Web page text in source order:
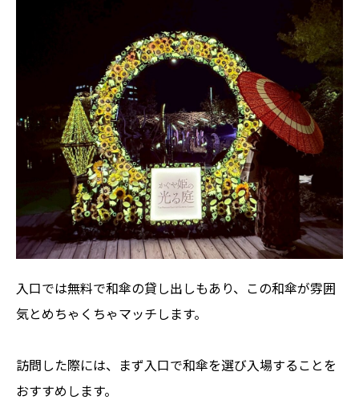
入口では無料で和傘の貸し出しもあり、この和傘が雰囲
気とめちゃくちゃマッチします。
訪問した際には、まず入口で和傘を選び入場することを
おすすめします。